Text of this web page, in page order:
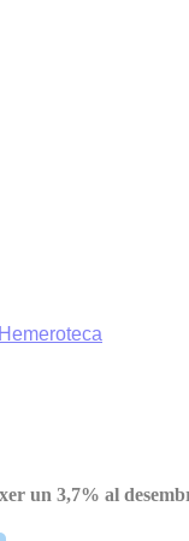
Hemeroteca
un 3,7% al